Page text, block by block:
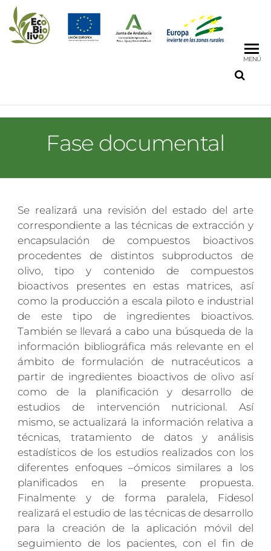
MENÚ
Fase documental
Se realizará una revisión del estado del arte
correspondiente a las técnicas de extracción y
encapsulación de compuestos bioactivos
procedentes de distintos subproductos de
olivo, tipo y contenido de compuestos
bioactivos presentes en estas matrices, así
como la producción a escala piloto e industrial
de este tipo de ingredientes bioactivos.
También se llevará a cabo una búsqueda de la
información bibliográfica más relevante en el
ámbito de formulación de nutracéuticos a
partir de ingredientes bioactivos de olivo así
como de la planificación y desarrollo de
estudios de intervención nutricional. Así
mismo, se actualizará la información relativa a
técnicas, tratamiento de datos y análisis
estadísticos de los estudios realizados con los
diferentes enfoques –ómicos similares a los
planificados en la presente propuesta.
Finalmente y de forma paralela, Fidesol
realizará el estudio de las técnicas de desarrollo
para la creación de la aplicación móvil del
seguimiento de los pacientes, con el fin de